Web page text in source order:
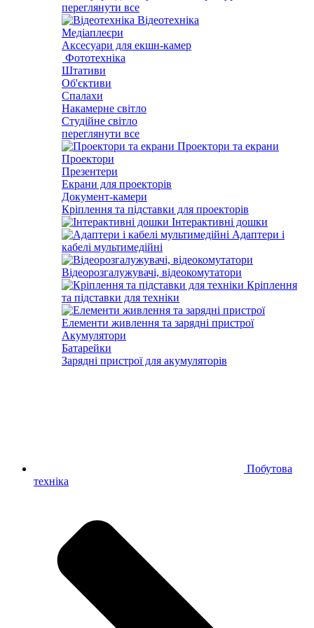
переглянути все
Відеотехніка
Медіаплеєри
Аксесуари для екшн-камер
Фототехніка
Штативи
Об'єктиви
Спалахи
Накамерне світло
Студійне світло
переглянути все
Проектори та екрани
Проектори
Презентери
Екрани для проекторів
Документ-камери
Кріплення та підставки для проекторів
Інтерактивні дошки
Адаптери і
кабелі мультимедійні
Відеорозгалужувачі, відеокомутатори
Кріплення
та підставки для техніки
Елементи живлення та зарядні пристрої
Акумулятори
Батарейки
Зарядні пристрої для акумуляторів
Побутова
техніка